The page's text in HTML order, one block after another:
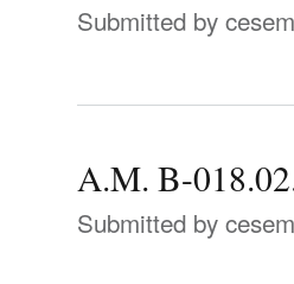
Submitted by cesem
A.M. B-
Submitted by cesem